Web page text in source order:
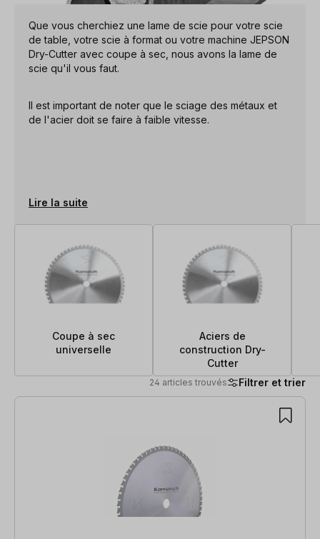
Que vous cherchiez une lame de scie pour votre scie
de table, votre scie à format ou votre machine JEPSON
Dry-Cutter avec coupe à sec, nous avons la lame de
scie qu'il vous faut.
Il est important de noter que le sciage des métaux et
de l'acier doit se faire à faible vitesse.
Lire la suite
Coupe à sec
universelle
Aciers de
construction Dry-
Cutter
24 articles trouvés Filtrer et trier
24 articles trouvés